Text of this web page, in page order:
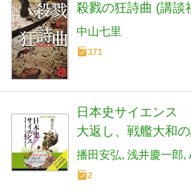
殺戮の狂詩曲 (講談
中山七里
371
日本史サイエンス
大返し、戦艦大和
ックス)
播田安弘 浅井慶一郎
2